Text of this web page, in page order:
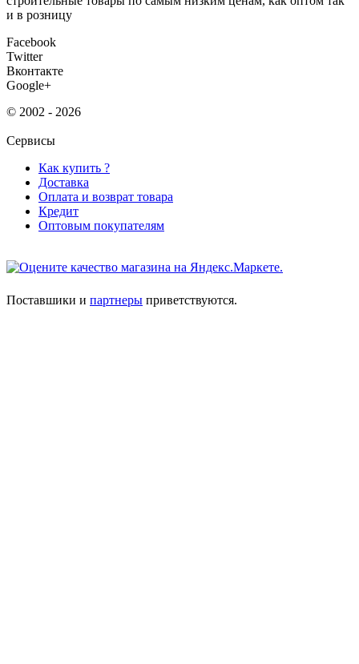
и в розницу
Facebook
Twitter
Вконтакте
Google+
© 2002 - 2026
Сервисы
Как купить ?
Доставка
Оплата и возврат товара
Кредит
Оптовым покупателям
Поставшики и партнеры приветствуются.